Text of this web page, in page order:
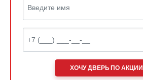
ХОЧУ ДВЕРЬ ПО АКЦИИ